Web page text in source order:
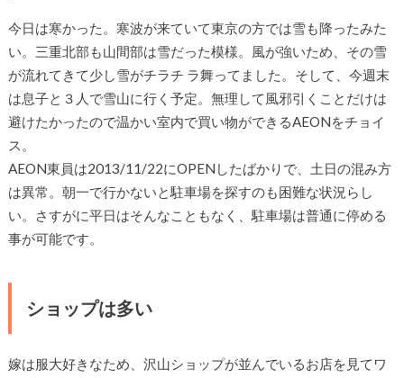
今日は寒かった。寒波が来ていて東京の方では雪も降ったみた
い。三重北部も山間部は雪だった模様。風が強いため、その雪
が流れてきて少し雪がチラチ ラ舞ってました。そして、今週末
は息子と３人で雪山に行く予定。無理して風邪引くことだけは
避けたかったので温かい室内で買い物ができるAEONをチョイ
ス。
AEON東員は2013/11/22にOPENしたばかりで、土日の混み方
は異常。朝一で行かないと駐車場を探すのも困難な状況らし
い。さすがに平日はそんなこともなく、駐車場は普通に停める
事が可能です。
ショップは多い
嫁は服大好きなため、沢山ショップが並んでいるお店を見てワ